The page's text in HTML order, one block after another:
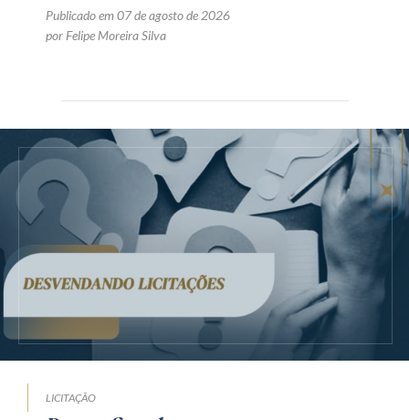
Publicado em 07 de agosto de 2026
por Felipe Moreira Silva
LICITAÇÃO